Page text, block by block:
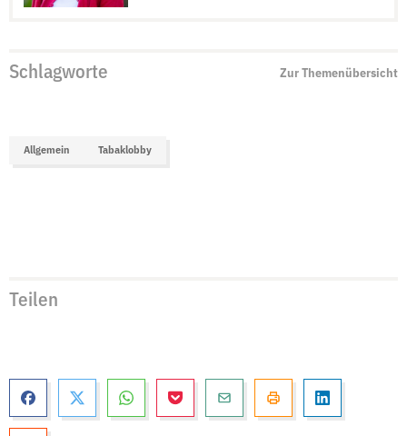
Schlagworte Zur Themenübersicht
Allgemein Tabaklobby
Teilen